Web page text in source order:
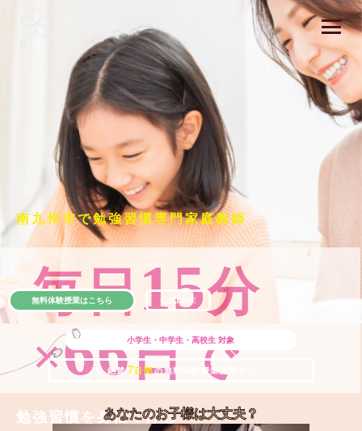
南九州市で勉強習慣専門家庭教師
毎日15分
×66日で
勉強習慣を身につける
小学生・中学生・高校生 対象
＼ 絶賛 7 日間の無料体験授業実施中!! ／
無料体験授業はこちら 公式LINE
あなたのお子様は大丈夫？